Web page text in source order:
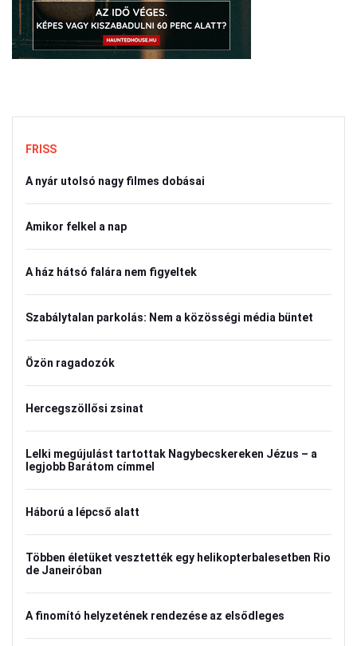
FRISS
A nyár utolsó nagy filmes dobásai
Amikor felkel a nap
A ház hátsó falára nem figyeltek
Szabálytalan parkolás: Nem a közösségi média büntet
Özön ragadozók
Hercegszöllősi zsinat
Lelki megújulást tartottak Nagybecskereken Jézus – a
legjobb Barátom címmel
Háború a lépcső alatt
Többen életüket vesztették egy helikopterbalesetben Rio
de Janeiróban
A finomító helyzetének rendezése az elsődleges